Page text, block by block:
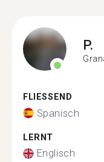
P.
FLIESSEND
Spanisch
LERNT
Englisch